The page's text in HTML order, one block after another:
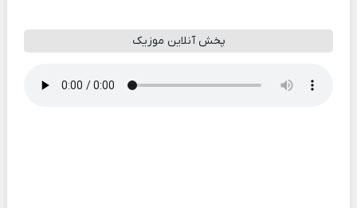
پخش آنلاین موزیک